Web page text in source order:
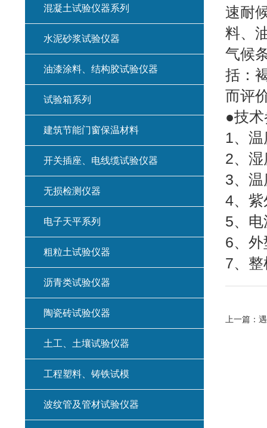
速耐
料、
气候
括：
而评
●技
1、
2、
3、
4、
5、
6、
7、
上一篇： 遇
混凝土试验仪器系列
水泥砂浆试验仪器
油漆涂料、结构胶试验仪器
试验箱系列
建筑节能门窗保温材料
开关插座、电线缆试验仪器
无损检测仪器
电子天平系列
粗粒土试验仪器
沥青类试验仪器
陶瓷砖试验仪器
土工、土壤试验仪器
工程塑料、铸铁试模
波纹管及管材试验仪器